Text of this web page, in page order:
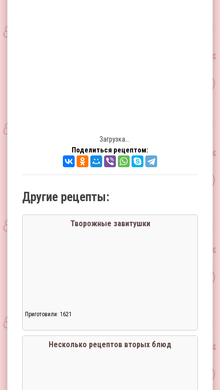
Загрузка...
Поделиться рецептом:
Другие рецепты:
Творожные завитушки
Приготовили: 1621
Несколько рецептов вторых блюд